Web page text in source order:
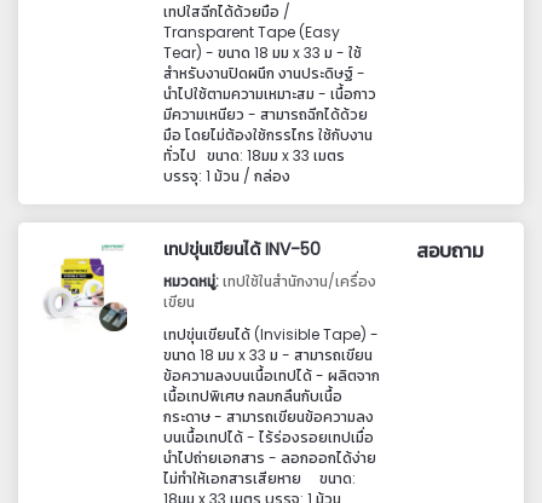
เทปใสฉีกได้ด้วยมือ /
Transparent Tape (Easy
Tear) - ขนาด 18 มม x 33 ม - ใช้
สำหรับงานปิดผนึก งานประดิษฐ์ -
นำไปใช้ตามความเหมาะสม - เนื้อกาว
มีความเหนียว - สามารถฉีกได้ด้วย
มือ โดยไม่ต้องใช้กรรไกร ใช้กับงาน
ทั่วไป ขนาด: 18มม x 33 เมตร
บรรจุ: 1 ม้วน / กล่อง
เทปขุ่นเขียนได้ INV-50
หมวดหมู่:เทปใช้ในสำนักงาน/เครื่อง
เขียน
เทปขุ่นเขียนได้ (Invisible Tape) -
ขนาด 18 มม x 33 ม - สามารถเขียน
ข้อความลงบนเนื้อเทปได้ - ผลิตจาก
เนื้อเทปพิเศษ กลมกลืนกับเนื้อ
กระดาษ - สามารถเขียนข้อความลง
บนเนื้อเทปได้ - ไร้ร่องรอยเทปเมื่อ
นำไปถ่ายเอกสาร - ลอกออกได้ง่าย
ไม่ทำให้เอกสารเสียหาย ขนาด:
18มม x 33 เมตร บรรจุ: 1 ม้วน
สอบถาม